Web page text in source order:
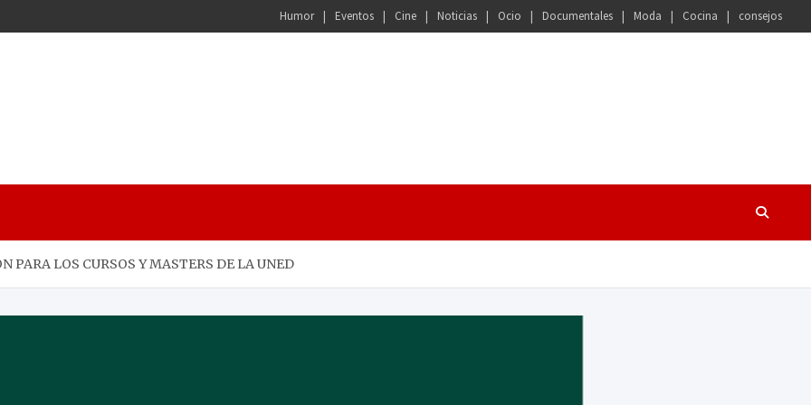
Humor Eventos Cine Noticias Ocio Documentales Moda Cocina consejos
PARA LOS CURSOS Y MASTERS DE LA UNED